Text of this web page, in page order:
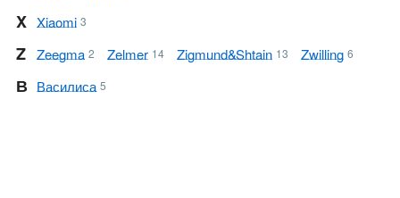
X Xiaomi 3
Z Zeegma 2 Zelmer 14 Zigmund & Shtain 13 Zwilling 6
В Василиса 5